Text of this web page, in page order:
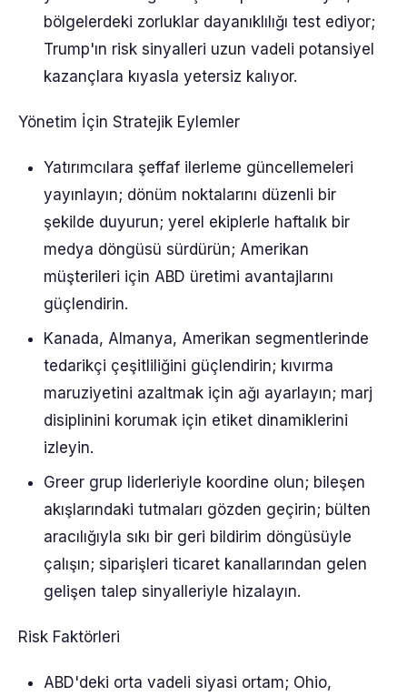
bölgelerdeki zorluklar dayanıklılığı test ediyor;
Trump'ın risk sinyalleri uzun vadeli potansiyel
kazançlara kıyasla yetersiz kalıyor.
Yönetim İçin Stratejik Eylemler
Yatırımcılara şeffaf ilerleme güncellemeleri
yayınlayın; dönüm noktalarını düzenli bir
şekilde duyurun; yerel ekiplerle haftalık bir
medya döngüsü sürdürün; Amerikan
müşterileri için ABD üretimi avantajlarını
güçlendirin.
Kanada, Almanya, Amerikan segmentlerinde
tedarikçi çeşitliliğini güçlendirin; kıvırma
maruziyetini azaltmak için ağı ayarlayın; marj
disiplinini korumak için etiket dinamiklerini
izleyin.
Greer grup liderleriyle koordine olun; bileşen
akışlarındaki tutmaları gözden geçirin; bülten
aracılığıyla sıkı bir geri bildirim döngüsüyle
çalışın; siparişleri ticaret kanallarından gelen
gelişen talep sinyalleriyle hizalayın.
Risk Faktörleri
ABD'deki orta vadeli siyasi ortam; Ohio,